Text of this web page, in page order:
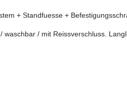
+ Standfuesse +
/ mit Reissverschluss.